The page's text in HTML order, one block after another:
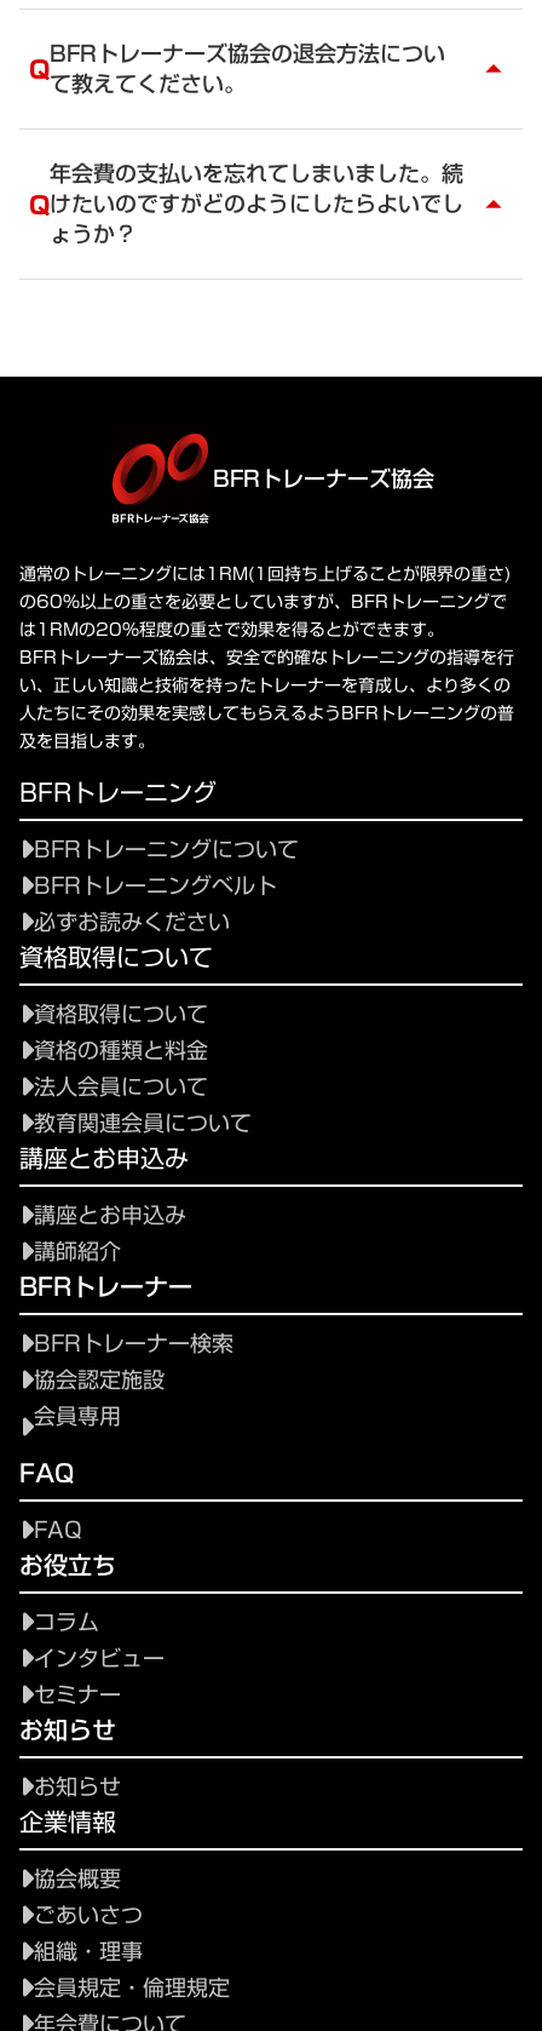
A2023年10月20日以降にお申込みされた個人会員
は、カードでのお支払いになります。年会費です
が、毎月均等にお支払いいただくようになっていま
す。引き落とし日は毎月10日となっています。引き
落としができなかった場合には、7日後、14日後に
も引き落としがかかります。
2023年10月19日以前に会員になられた方は、年
会費銀行引き落とし口座登録をお願いしておりま
提出書類「預金口座振替依頼書」（収納代行会社：
でご送付をお願いいたします。
毎年2月27日に「預金口座振替依頼書」に基づき、
ご指定の金融機関の預金口座から、毎年自動引落を
させていただきます。また、引落日が休祝日のとき
は翌営業日となります。
QBFRトレーナーズ協会の退会方法につい
て教えてください。 arrow_drop_up
A退会は手続きは退会フォームから手続きを行ってく
ださい。
事務局で確認作業を行った後、退会手続きを行いま
す。一度ご入金頂いた会費は返納できませんので、
ご了承下さい。退会後は、BFRトレーナーとしての
活動ができなくなるだけでなく、パーソナルでの
ます。退会する日をもって、会員限定のFacebookグ
削除されます。
認定証は、裁断し破棄してください。
退会届ダウンロード
Q
年会費の支払いを忘れてしまいました。続
けたいのですがどのようにしたらよいでし
ょうか？
arrow_drop_up
A年会費の確認が3月末日までにご確認ができなかった
として復旧するためには、手数料として5,000円
※退会届を提出するまで、退会にはなりません。
BFRトレーナーズ協会
通常のトレーニングには1RM(1回持ち上げることが限界の重さ)
の60%以上の重さを必要としていますが、BFRトレーニングで
は1RMの20%程度の重さで効果を得るとができます。
BFRトレーナーズ協会は、安全で的確なトレーニングの指導を行
い、正しい知識と技術を持ったトレーナーを育成し、より多くの
人たちにその効果を実感してもらえるようBFRトレーニングの普
及を目指します。
BFRトレーニング
BFRトレーニングについて
BFRトレーニングベルト
必ずお読みください
資格取得について
資格取得について
資格の種類と料金
法人会員について
教育関連会員について
講座とお申込み
講座とお申込み
講師紹介
BFRトレーナー
BFRトレーナー検索
協会認定施設
会員専用
FAQ
FAQ
お役立ち
コラム
インタビュー
セミナー
お知らせ
お知らせ
企業情報
協会概要
ごあいさつ
組織・理事
会員規定・倫理規定